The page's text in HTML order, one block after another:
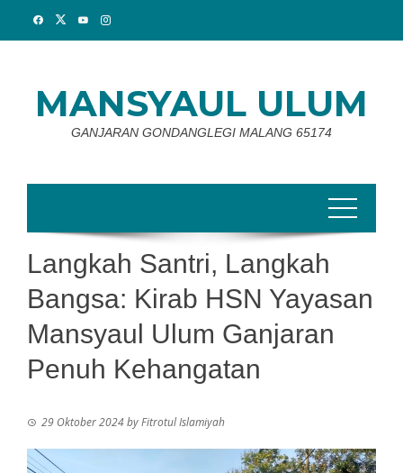
MANSYAUL ULUM
GANJARAN GONDANGLEGI MALANG 65174
Langkah Santri, Langkah
Bangsa: Kirab HSN Yayasan
Mansyaul Ulum Ganjaran
Penuh Kehangatan
29 Oktober 2024byFitrotul Islamiyah